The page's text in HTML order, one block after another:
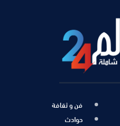
فن و ثقافة
حوادث